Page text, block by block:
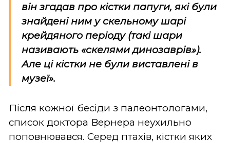
він згадав про кістки папуги, які були
знайдені ним у скельному шарі
крейдяного періоду (такі шари
називають «скелями динозаврів»).
Але ці кістки не були виставлені в
музеї».
Після кожної бесіди з палеонтологами,
список доктора Вернера неухильно
поповнювався. Серед птахів, кістки яких